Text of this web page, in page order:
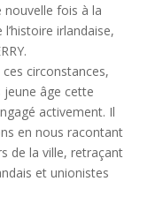
nouvelle fois à la
irlandaise,
circonstances,
jeune âge cette
activement. Il
en nous racontant
de la ville, retraçant
et unionistes